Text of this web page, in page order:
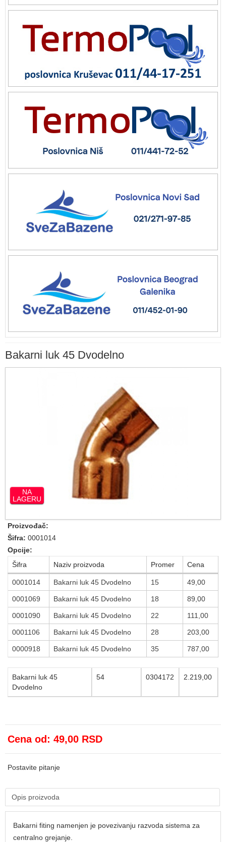
Bakarni luk 45 Dvodelno
NA
LAGERU
Proizvođač:
Šifra: 0001014
Opcije:
Šifra
Naziv proizvoda Promer Cena
0001014 Bakarni luk 45 Dvodelno 15 49,00
0001069 Bakarni luk 45 Dvodelno 18 89,00
0001090 Bakarni luk 45 Dvodelno 22 111,00
0001106 Bakarni luk 45 Dvodelno 28 203,00
0000918 Bakarni luk 45 Dvodelno 35 787,00
Bakarni luk 45
Dvodelno
54 0304172 2.219,00
Cena od: 49,00 RSD
Postavite pitanje
Opis proizvoda
Bakarni fiting namenjen je povezivanju razvoda sistema za
centralno grejanje.